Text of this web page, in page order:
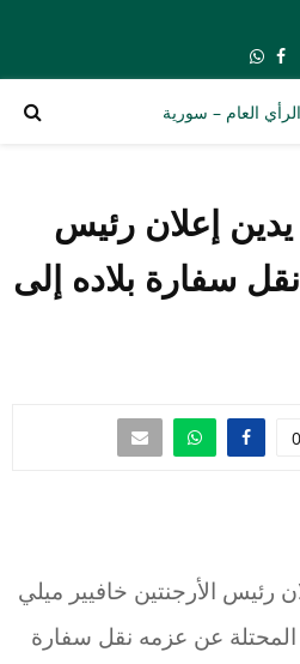
Facebook
Whatsapp
يدين إعلان رئيس
سفارة بلاده إلى
0
رئيس الأرجنتين خافيير ميلي
عن عزمه نقل سفارة